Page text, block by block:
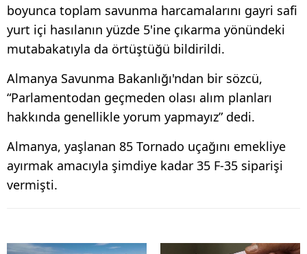
boyunca toplam savunma harcamalarını gayri safi
yurt içi hasılanın yüzde 5'ine çıkarma yönündeki
mutabakatıyla da örtüştüğü bildirildi.
Almanya Savunma Bakanlığı'ndan bir sözcü,
“Parlamentodan geçmeden olası alım planları
hakkında genellikle yorum yapmayız” dedi.
Almanya, yaşlanan 85 Tornado uçağını emekliye
ayırmak amacıyla şimdiye kadar 35 F-35 siparişi
vermişti.